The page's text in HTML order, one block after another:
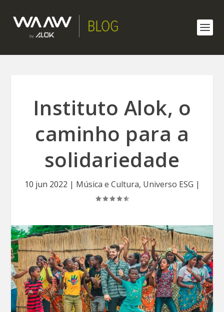
Instituto Alok, o
caminho para a
solidariedade
10 jun 2022 | Música e Cultura, Universo ESG |